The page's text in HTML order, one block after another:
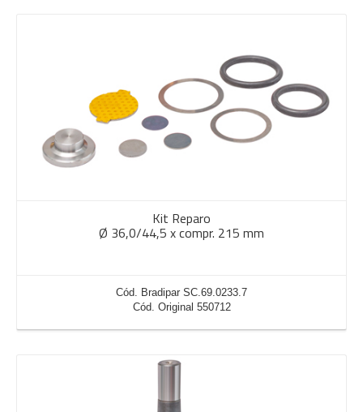
Kit Reparo
Ø 36,0/44,5 x compr. 215 mm
Cód. Bradipar SC.69.0233.7
Cód. Original 550712